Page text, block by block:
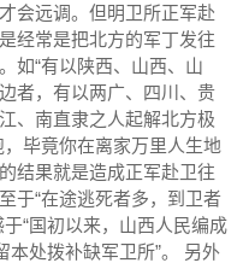
会远调。但明卫所正军赴
经常是把北方的军丁发往
如“有以陕西、山西、山
者，有以两广、四川、贵
、南直隶之人起解北方极
毕竟你在离家万里人生地
结果就是造成正军赴卫往
于“在途逃死者多，到卫者
“国初以来，山西人民编成
本处拨补缺军卫所”。 另外